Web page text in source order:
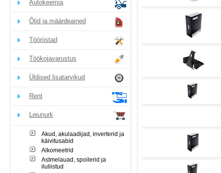
Autokeemia
Õlid ja määrdeained
Tööriistad
Töökojavarustus
Üldised lisatarvikud
Rent
Leiunurk
Akud, akulaadijad, inverterid ja
käivitusabid
Alkomeetrid
Astmelauad, spoilerid ja
iluliistud